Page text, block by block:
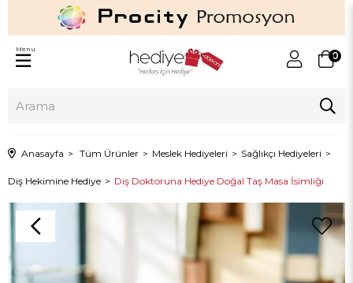
0
Menu
Anasayfa Tüm Ürünler Meslek Hediyeleri Sağlıkçı Hediyeleri
Diş Hekimine Hediye Diş Doktoruna Hediye Doğal Taş Masa İsimliği